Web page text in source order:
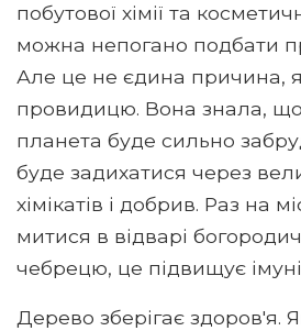
побутової хімії та
можна непогано подбати
Але це не єдина причина,
провидицю. Вона знала,
планета буде сильно
буде задихатися через
хімікатів і добрив. Раз на
митися в відварі
чебрецю, це підвищує
Дерево зберігає здоров'я.